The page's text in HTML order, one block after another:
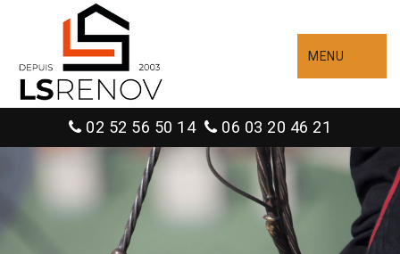
MENU
02 52 56 50 14 06 03 20 46 21